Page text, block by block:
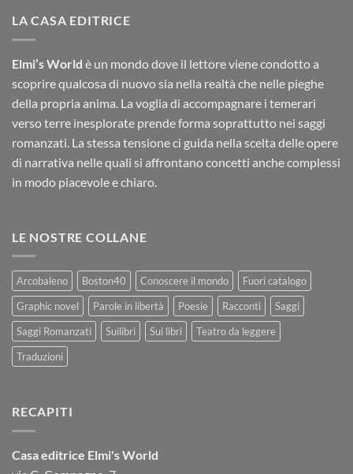
LA CASA EDITRICE
Elmi’s World è un mondo dove il lettore viene condotto a
scoprire qualcosa di nuovo sia nella realtà che nelle pieghe
della propria anima. La voglia di accompagnare i temerari
verso terre inesplorate prende forma soprattutto nei saggi
romanzati. La stessa tensione ci guida nella scelta delle opere
di narrativa nelle quali si affrontano concetti anche complessi
in modo piacevole e chiaro.
LE NOSTRE COLLANE
Arcobaleno Boston40 Conoscere il mondo
Fuori catalogo
Graphic novel
Parole in libertà Poesie Racconti
Saggi
Saggi Romanzati
Suilibri Sui libri
Teatro da leggere
Traduzioni
RECAPITI
Casa editrice Elmi's World